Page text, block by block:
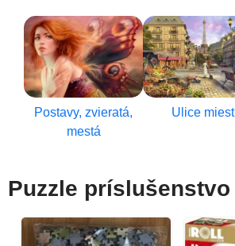
Postavy, zvieratá,
mestá
Ulice miest
Puzzle príslušenstvo